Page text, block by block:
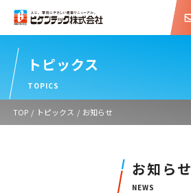
トピックス
TOPICS
TOP / トピックス / お知らせ
お知らせ
NEWS